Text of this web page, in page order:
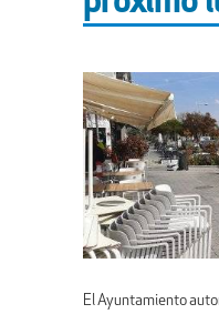
El Ayuntamiento